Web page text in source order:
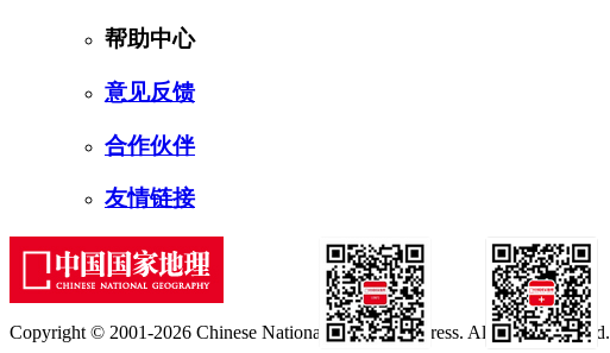
帮助中心
意见反馈
合作伙伴
友情链接
Copyright © 2001-2026 Chinese National Geography Press. All rights reserved.